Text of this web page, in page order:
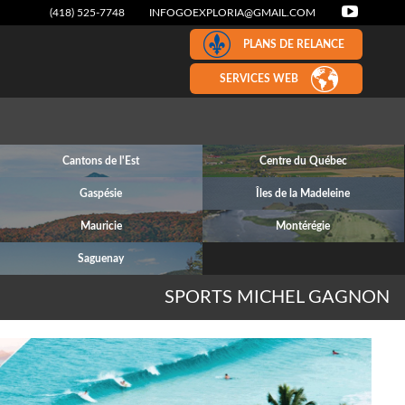
(418) 525-7748 INFOGOEXPLORIA@GMAIL.COM
PLANS DE RELANCE
SERVICES WEB
Cantons de l'Est Centre du Québec
Gaspésie Îles de la Madeleine
Mauricie Montérégie
Saguenay
SPORTS MICHEL GAGNON